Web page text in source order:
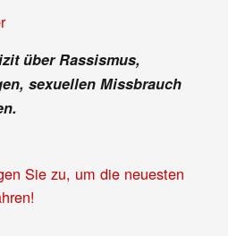
über Rassismus,
sexuellen Missbrauch
Sie zu, um die neuesten